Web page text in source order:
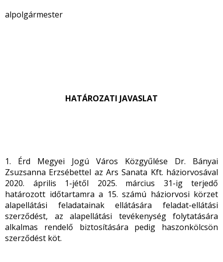
alpolgármester
HATÁROZATI JAVASLAT
1. Érd Megyei Jogú Város Közgyűlése Dr. Bányai
Zsuzsanna Erzsébettel az Ars Sanata Kft. háziorvosával
2020. április 1-jétől 2025. március 31-ig terjedő
határozott időtartamra a 15. számú háziorvosi körzet
alapellátási feladatainak ellátására feladat-ellátási
szerződést, az alapellátási tevékenység folytatására
alkalmas rendelő biztosítására pedig haszonkölcsön
szerződést köt.